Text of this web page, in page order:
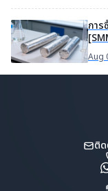
การ
Aug
ติด